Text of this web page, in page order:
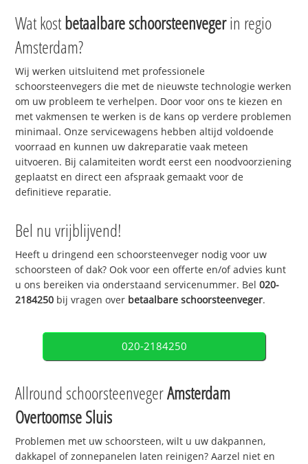
Wat kostbetaalbare schoorsteenvegerin regio
Amsterdam?
Wij werken uitsluitend met professionele
schoorsteenvegers die met de nieuwste technologie werken
om uw probleem te verhelpen. Door voor ons te kiezen en
met vakmensen te werken is de kans op verdere problemen
minimaal. Onze servicewagens hebben altijd voldoende
voorraad en kunnen uw dakreparatie vaak meteen
uitvoeren. Bij calamiteiten wordt eerst een noodvoorziening
geplaatst en direct een afspraak gemaakt voor de
definitieve reparatie.
Bel nu vrijblijvend!
Heeft u dringend een schoorsteenveger nodig voor uw
schoorsteen of dak? Ook voor een offerte en/of advies kunt
u ons bereiken via onderstaand servicenummer. Bel020-
2184250 bij vragen over betaalbare schoorsteenveger.
020-2184250
Allround schoorsteenvegerAmsterdam
Overtoomse Sluis
Problemen met uw schoorsteen, wilt u uw dakpannen,
dakkapel of zonnepanelen laten reinigen? Aarzel niet en